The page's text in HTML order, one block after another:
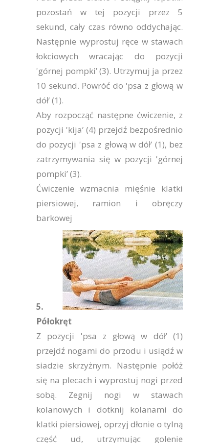
pozostań w tej pozycji przez 5
sekund, cały czas równo oddychając.
Następnie wyprostuj ręce w stawach
łokciowych wracając do pozycji
'górnej pompki’ (3). Utrzymuj ja przez
10 sekund. Powróć do 'psa z głową w
dół’ (1).
Aby rozpocząć następne ćwiczenie, z
pozycji 'kija’ (4) przejdź bezpośrednio
do pozycji 'psa z głową w dół’ (1), bez
zatrzymywania się w pozycji 'górnej
pompki’ (3).
Ćwiczenie wzmacnia mięśnie klatki
piersiowej, ramion i obręczy
barkowej
5.
Półokręt
Z pozycji 'psa z głową w dół’ (1)
przejdź nogami do przodu i usiądź w
siadzie skrzyżnym. Następnie połóż
się na plecach i wyprostuj nogi przed
sobą. Zegnij nogi w stawach
kolanowych i dotknij kolanami do
klatki piersiowej, oprzyj dłonie o tylną
część ud, utrzymując golenie